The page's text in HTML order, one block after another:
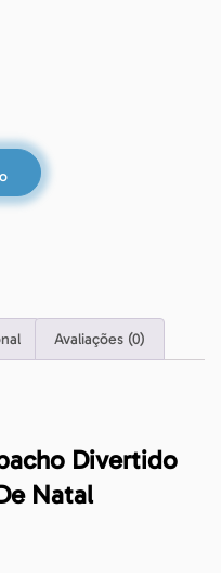
Avaliações (0)
Divertido
Natal